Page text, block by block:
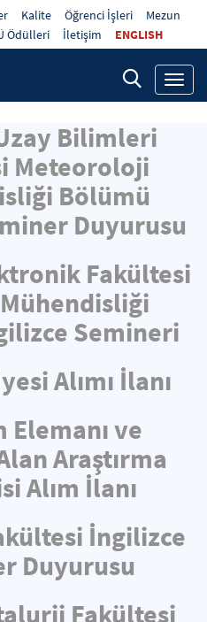
Kalite Öğrenci İşleri
Mezun
Ödülleri İletişim ENGLISH
Bilimleri
Meteoroloji
Bölümü
Duyurusu
Fakültesi
Semineri
Alımı İlanı
Elemanı ve
Araştırma
Alım İlanı
İngilizce
Duyurusu
Fakültesi